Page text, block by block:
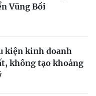
Vũng Bồi
kiện kinh doanh
không tạo khoảng